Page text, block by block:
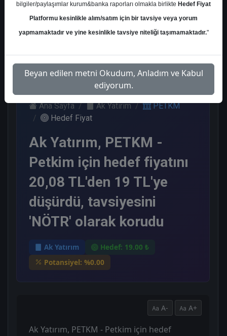
3 3
Paralel
Get.
1
Altı
Get.
1 2
Cuma, 23 Ocak 2026
Ana Sayfa Ak Yatırım
PETKM
Hedef Fiyat
Ak Yatırım, PETKM -
Petkim için hedef fiyatını
20,08 TL'den 19 TL'ye
düşürdü, tavsiyesini
'NÖTR' olarak korudu
Ak Yatırım
Hedef: 19.00 ₺
Potansiyel: %0.00
A- A+
Ak Yatırım, PETKM - Petkim için hedef
bilgiler/paylaşımlar kurum&banka raporları olmakla birlikte Hedef Fiyat
Platformu kesinlikle alım/satım için bir tavsiye veya yorum
yapmamaktadır ve yine kesinlikle tavsiye niteliği taşımamaktadır."
Beyan edilen metni Okudum, Anladım ve Kabul
ediyorum.